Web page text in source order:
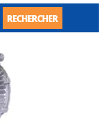
RECHERCHER